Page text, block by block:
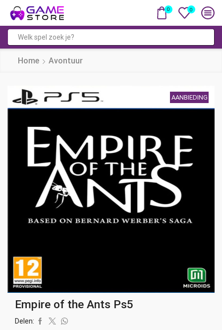
0 0
Home Avontuur
AANBIEDING
Empire of the Ants Ps5
Delen: